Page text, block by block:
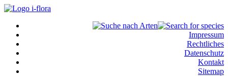
Impressum
Rechtliches
Datenschutz
Kontakt
Sitemap